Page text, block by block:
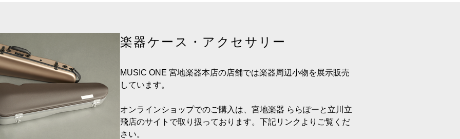
楽器ケース・アクセサリー
MUSIC ONE 宮地楽器本店の店舗では楽器周辺小物を展示販売
しています。
オンラインショップでのご購入は、宮地楽器 ららぽーと立川立
飛店のサイトで取り扱っております。下記リンクよりご覧くだ
さい。